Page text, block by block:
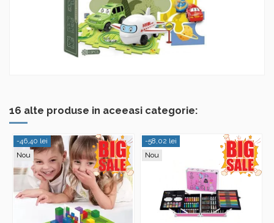
16 alte produse in aceeasi categorie:
-46,40 lei
Nou
-58,02 lei
Nou